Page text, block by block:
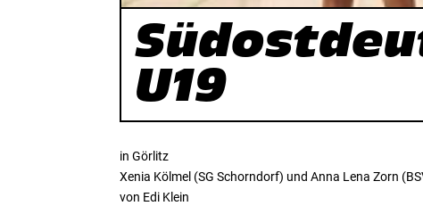
U19
in Görlitz
Xenia Kölmel (SG Schorndorf) und Anna Lena Zorn
von Edi Klein